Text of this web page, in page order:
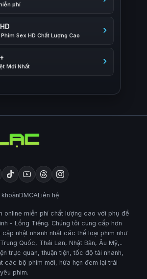
phí
Sex HD Chất Lượng Cao
Mới Nhất
DMCALiên hệ
online miễn phí chất lượng cao với phụ đề
- Lồng Tiếng. Chúng tôi cung cấp hơn
nhật nhanh nhất các thể loại phim như
Quốc, Thái Lan, Nhật Bản, Âu Mỹ,..
trực quan, thuận tiện, tốc độ tải nhanh,
các bộ phim mới, hứa hẹn đem lại trải
phim.